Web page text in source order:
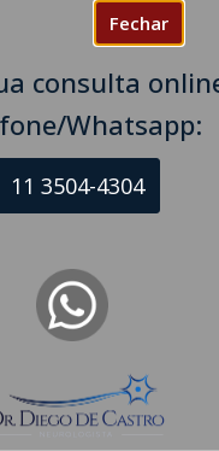
Fechar
consulta
Whatsapp:
11 3504-4304